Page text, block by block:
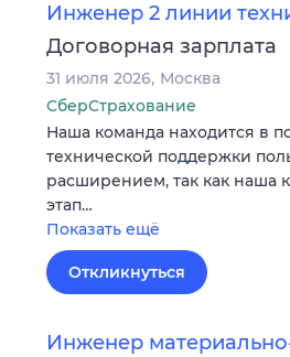
Инженер 2 линии
Договорная зарплата
31 июля 2026 Москва
СберСтрахование
Наша команда находится в
технической поддержки
расширением, так как наша
этап…
Показать ещё
Откликнуться
Инженер